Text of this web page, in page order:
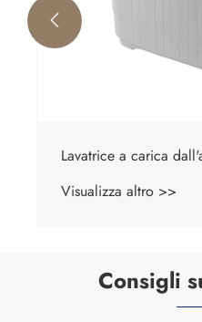
Lavatrice a carica
Visualizza altro >>

Consigli